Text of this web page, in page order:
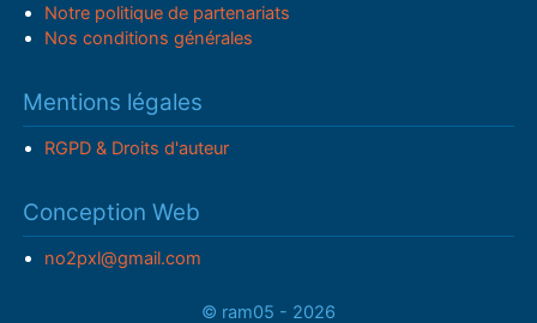
Notre politique de partenariats
Nos conditions générales
Mentions légales
RGPD & Droits d'auteur
Conception Web
no2pxl@gmail.com
© ram05 - 2026